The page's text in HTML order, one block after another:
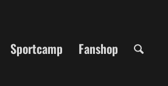
Sportcamp Fanshop